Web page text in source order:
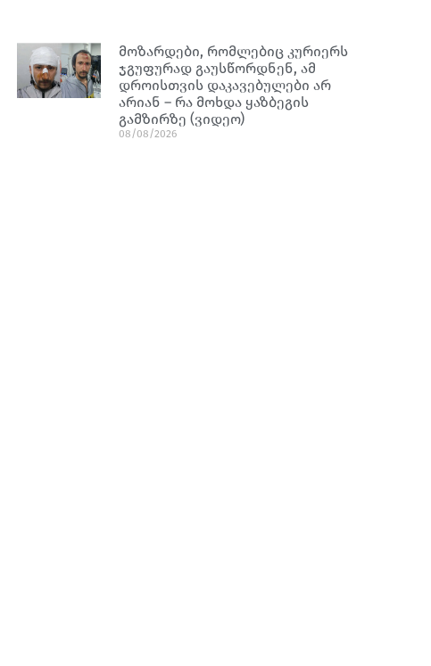
მოზარდები, რომლებიც კურიერს
ჯგუფურად გაუსწორდნენ, ამ
დროისთვის დაკავებულები არ
არიან – რა მოხდა ყაზბეგის
გამზირზე (ვიდეო)
08/08/2026